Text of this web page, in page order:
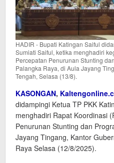
HADIR - Bupati Katingan Saiful
Sumiati Saiful, ketika menghadiri
Percepatan Penurunan Stunting
Palangka Raya, di Aula Jayang
Tengah, Selasa (13/8).
KASONGAN,
didampingi Ketua TP PKK
menghadiri Rapat Koordinasi
Penurunan Stunting dan
Jayang Tingang, Kantor
Raya Selasa (12/8/2025).